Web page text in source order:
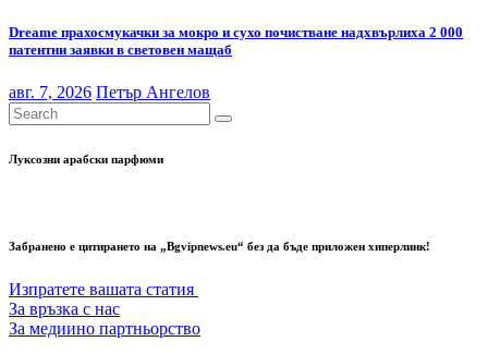
Dreame прахосмукачки за мокро и сухо почистване надхвърлиха 2 000
патентни заявки в световен мащаб
авг. 7, 2026 Петър Ангелов
Луксозни арабски парфюми
Забранено е цитирането на „Bgvipnews.eu“ без да бъде приложен хиперлинк!
Изпратете вашата статия
За връзка с нас
За медиино партньорство